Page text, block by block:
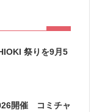
祭りを9月5
開催 コミチャ